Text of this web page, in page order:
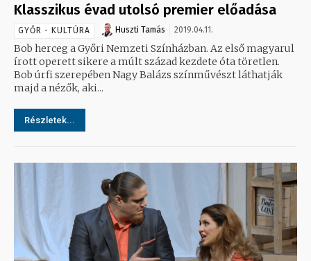
Klasszikus évad utolsó premier előadása
GYŐR - KULTÚRA Huszti Tamás 2019.04.11.
Bob herceg a Győri Nemzeti Színházban. Az első magyarul
írott operett sikere a múlt század kezdete óta töretlen.
Bob úrfi szerepében Nagy Balázs színművészt láthatják
majd a nézők, aki...
Részletek...